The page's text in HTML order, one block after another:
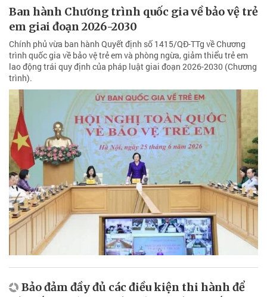
Ban hành Chương trình quốc gia về bảo vệ trẻ
em giai đoạn 2026-2030
Chính phủ vừa ban hành Quyết định số 1415/QĐ-TTg về Chương
trình quốc gia về bảo vệ trẻ em và phòng ngừa, giảm thiểu trẻ em
lao động trái quy định của pháp luật giai đoạn 2026-2030 (Chương
trình).
Bảo đảm đầy đủ các điều kiện thi hành để